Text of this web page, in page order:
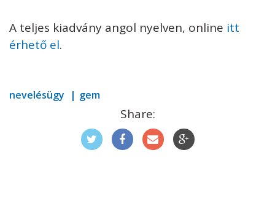
A teljes kiadvány angol nyelven, online itt
érhető el.
nevelésügy gem
Share: